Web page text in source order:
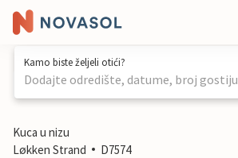
Kamo biste željeli otići?
Dodajte odredište, datume, broj gostiju
1 / 13
Kuca u nizu
Løkken Strand
D7574